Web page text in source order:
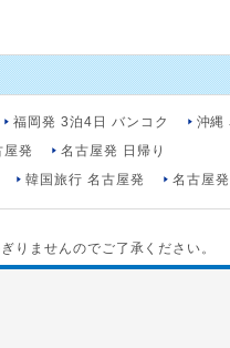
福岡発 3泊4日 バンコク
沖縄
屋発
名古屋発 日帰り
韓国旅行 名古屋発 名古屋
りませんのでご了承ください。